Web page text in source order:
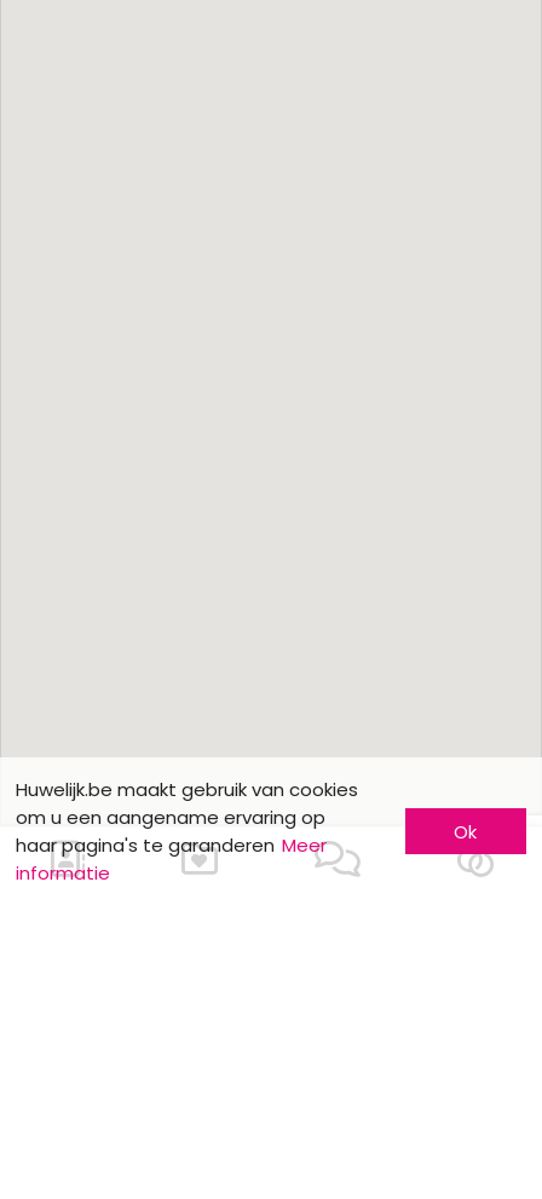
Ons contacteren
Huwelijk.be maakt gebruik van cookies
om u een aangename ervaring op
haar pagina's te garanderen Meer
informatie
Ok